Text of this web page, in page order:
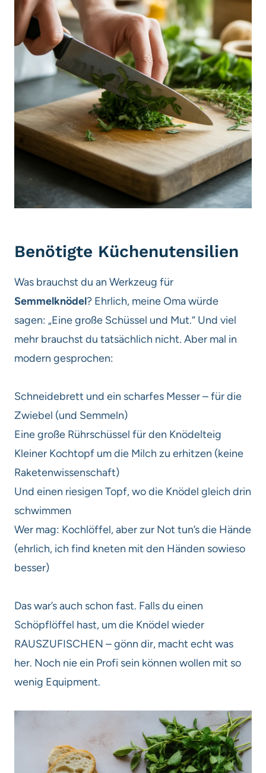
Benötigte Küchenutensilien
Was brauchst du an Werkzeug für
Semmelknödel? Ehrlich, meine Oma würde
sagen: „Eine große Schüssel und Mut.“ Und viel
mehr brauchst du tatsächlich nicht. Aber mal in
modern gesprochen:
Schneidebrett und ein scharfes Messer – für die
Zwiebel (und Semmeln)
Eine große Rührschüssel für den Knödelteig
Kleiner Kochtopf um die Milch zu erhitzen (keine
Raketenwissenschaft)
Und einen riesigen Topf, wo die Knödel gleich drin
schwimmen
Wer mag: Kochlöffel, aber zur Not tun’s die Hände
(ehrlich, ich find kneten mit den Händen sowieso
besser)
Das war’s auch schon fast. Falls du einen
Schöpflöffel hast, um die Knödel wieder
RAUSZUFISCHEN – gönn dir, macht echt was
her. Noch nie ein Profi sein können wollen mit so
wenig Equipment.